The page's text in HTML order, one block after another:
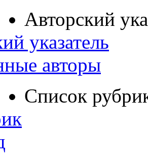
Авторский
указатель
авторы
Список